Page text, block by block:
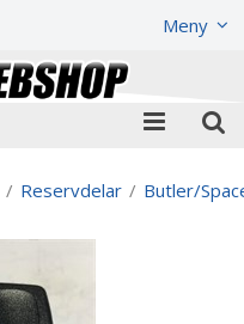
Meny
/ Reservdelar / Butler/